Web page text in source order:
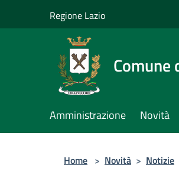
Regione Lazio
Comune
Amministrazione Novità
Home > Novità > Notizie